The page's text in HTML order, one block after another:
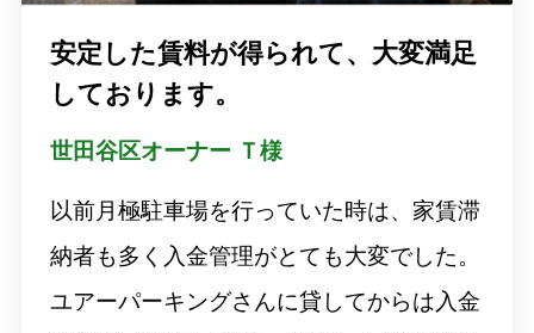
安定した賃料が得られて、大変満足
しております。
世⽥谷区オーナー Ｔ様
以前月極駐車場を行っていた時は、家賃滞
納者も多く入金管理がとても大変でした。
ユアーパーキングさんに貸してからは入金